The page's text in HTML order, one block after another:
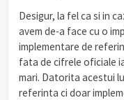
Desigur, la fel ca si in
avem de-a face cu o
implementare de
fata de cifrele oficiale
mari. Datorita acestui
referinta ci doar